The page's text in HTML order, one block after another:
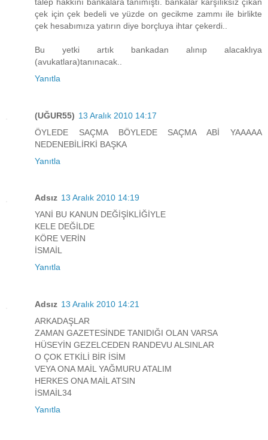
çek için çek bedeli ve yüzde on gecikme zammı ile birlikte
çek hesabımıza yatırın diye borçluya ihtar çekerdi..
Bu yetki artık bankadan alınıp alacaklıya
(avukatlara)tanınacak..
Yanıtla
(UĞUR55) 13 Aralık 2010 14:17
ÖYLEDE SAÇMA BÖYLEDE SAÇMA ABİ YAAAAA
NEDENEBİLİRKİ BAŞKA
Yanıtla
Adsız 13 Aralık 2010 14:19
YANİ BU KANUN DEĞİŞİKLİĞİYLE
KELE DEĞİLDE
KÖRE VERİN
İSMAİL
Yanıtla
Adsız 13 Aralık 2010 14:21
ARKADAŞLAR
ZAMAN GAZETESİNDE TANIDIĞI OLAN VARSA
HÜSEYİN GEZELCEDEN RANDEVU ALSINLAR
O ÇOK ETKİLİ BİR İSİM
VEYA ONA MAİL YAĞMURU ATALIM
HERKES ONA MAİL ATSIN
İSMAİL34
Yanıtla